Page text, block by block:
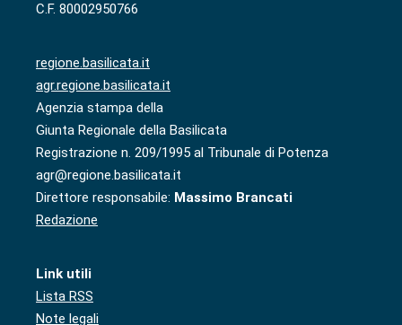
C.F. 80002950766
regione.basilicata.it
agr.regione.basilicata.it
Agenzia stampa della
Giunta Regionale della Basilicata
Registrazione n. 209/1995 al Tribunale di Potenza
agr@regione.basilicata.it
Direttore responsabile: Massimo Brancati
Redazione
Link utili
Lista RSS
Note legali